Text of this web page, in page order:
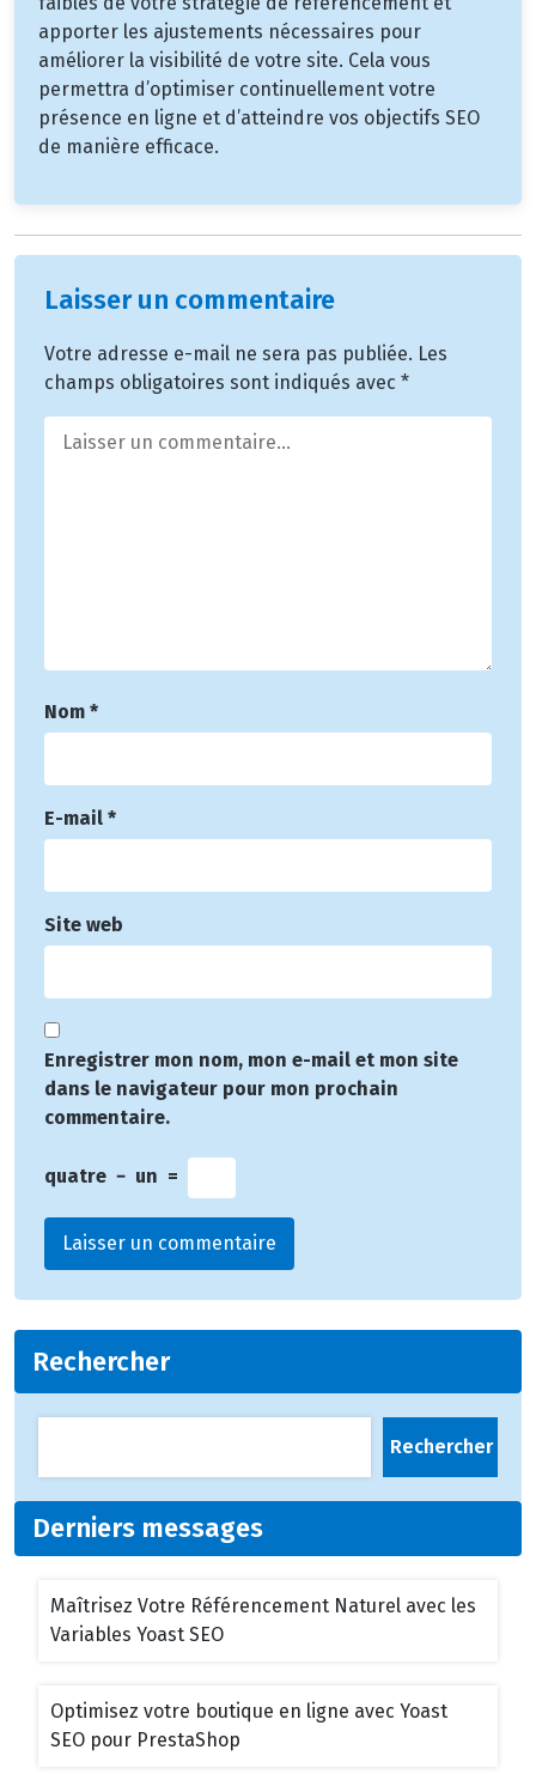
apporter les ajustements nécessaires pour
améliorer la visibilité de votre site. Cela vous
permettra d’optimiser continuellement votre
présence en ligne et d’atteindre vos objectifs SEO
de manière efficace.
Laisser un commentaire
Votre adresse e-mail ne sera pas publiée. Les
champs obligatoires sont indiqués avec *
Nom *
E-mail *
Site web
Enregistrer mon nom, mon e-mail et mon site
dans le navigateur pour mon prochain
commentaire.
quatre − un =
Rechercher
Rechercher
Derniers messages
Maîtrisez Votre Référencement Naturel avec les
Variables Yoast SEO
Optimisez votre boutique en ligne avec Yoast
SEO pour PrestaShop